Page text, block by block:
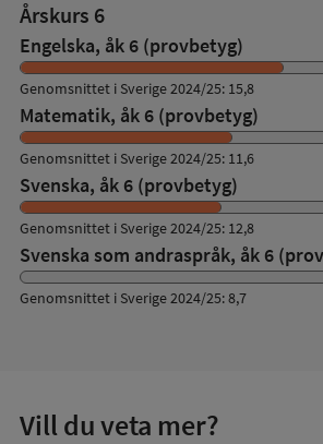
Årskurs 6
Engelska, åk 6 (provbetyg)
Genomsnittet i Sverige 2024/25: 15,8
Matematik, åk 6 (provbetyg)
Genomsnittet i Sverige 2024/25: 11,6
Svenska, åk 6 (provbetyg)
Genomsnittet i Sverige 2024/25: 12,8
Svenska som andraspråk, åk 6
Genomsnittet i Sverige 2024/25: 8,7
Vill du veta mer?